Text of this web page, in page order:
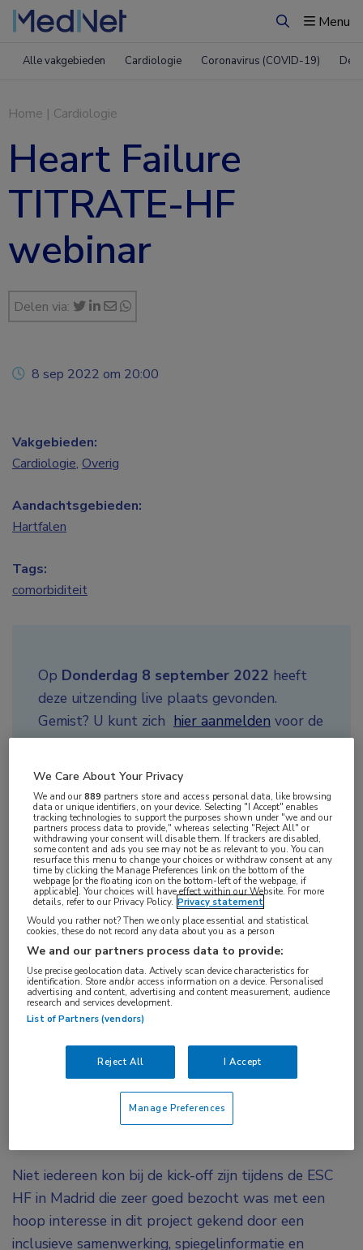
ZoekenMenu
Alle vakgebieden Cardiologie Coronavirus (COVID-19)
Home | Cardiologie
Heart Failure
TITRATE-HF
webinar
Delen via:
Op Donderdag 8 september 2022 heeft
deze uitzending live plaats gevonden.
Gemist? U kunt zich hier aanmelden voor de
voor de 1e Nationale TITRATE HF
NLHI en MedNet nodigen u van harte uit voor een
extra kick-off webinar over het nieuwe
Nederlandse hartfalen registratie onderzoek
TITRATE-HF met een unieke nieuwe inslag. De
focus van dit nieuwe project schiet recht in het
hart van uw poliklinische vragen die u heeft in de
dagelijkse praktijk, namelijk richtlijn
implementatie:
in welke volgorde en snelheid introduceren we de
vier pilaren?
welke bijwerkingen ontstaan er?
staat dit in verhouding tot de prognose en
Niet iedereen kon bij de kick-off zijn tijdens de ESC
HF in Madrid die zeer goed bezocht was met een
hoop interesse in dit project gekend door een
inclusieve samenwerking, spiegelinformatie en
8 sep 2022 om 20:00
Vakgebieden:
Cardiologie, Overig
Aandachtsgebieden:
Hartfalen
Tags:
comorbiditeit
We Care About Your Privacy
We and our889 partners store and access personal data, like browsing
data or unique identifiers, on your device. Selecting "I Accept" enables
tracking technologies to support the purposes shown under "we and our
partners process data to provide," whereas selecting "Reject All" or
withdrawing your consent will disable them. If trackers are disabled,
some content and ads you see may not be as relevant to you. You can
resurface this menu to change your choices or withdraw consent at any
time by clicking the Manage Preferences link on the bottom of the
webpage [or the floating icon on the bottom-left of the webpage, if
applicable]. Your choices will have effect within our Website. For more
details, refer to our Privacy Policy. Privacy statement
Would you rather not? Then we only place essential and statistical
cookies, these do not record any data about you as a person
We and our partners process data to provide:
Use precise geolocation data. Actively scan device characteristics for
identification. Store and/or access information on a device. Personalised
advertising and content, advertising and content measurement, audience
research and services development.
List of Partners (vendors)
Reject All I Accept
Manage Preferences